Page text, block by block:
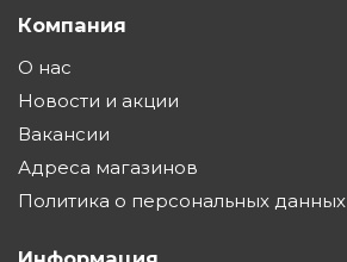
Компания
О нас
Новости и акции
Вакансии
Адреса магазинов
Политика о персональных данных